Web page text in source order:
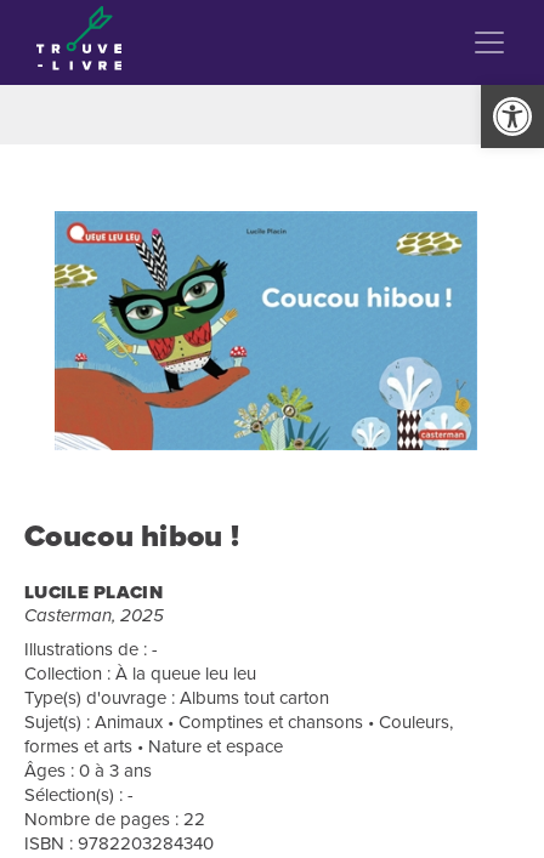
Ouvrir
Coucou hibou !
LUCILE PLACIN
Casterman, 2025
Illustrations de : -
Collection : À la queue leu leu
Type(s) d'ouvrage : Albums tout carton
Sujet(s) : Animaux • Comptines et chansons • Couleurs,
formes et arts • Nature et espace
Âges : 0 à 3 ans
Sélection(s) : -
Nombre de pages : 22
ISBN : 9782203284340